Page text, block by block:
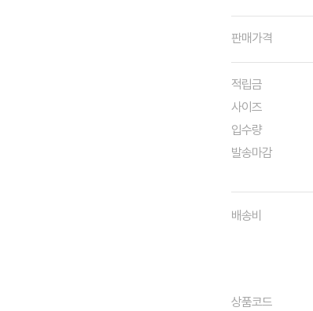
판매가격
적립금
사이즈
입수량
발송마감
배송비
상품코드